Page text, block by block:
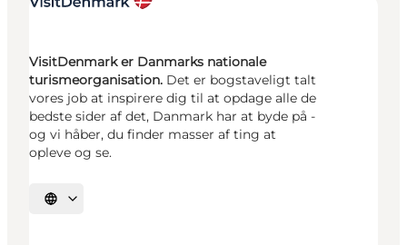
VisitDenmark er Danmarks nationale
turismeorganisation. Det er bogstaveligt talt
vores job at inspirere dig til at opdage alle de
bedste sider af det, Danmark har at byde på -
og vi håber, du finder masser af ting at
opleve og se.
Vælg sprog